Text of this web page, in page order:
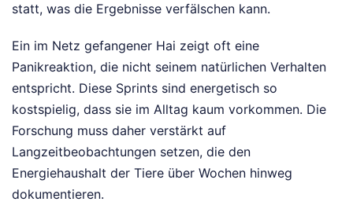
statt, was die Ergebnisse verfälschen kann.
Ein im Netz gefangener Hai zeigt oft eine
Panikreaktion, die nicht seinem natürlichen Verhalten
entspricht. Diese Sprints sind energetisch so
kostspielig, dass sie im Alltag kaum vorkommen. Die
Forschung muss daher verstärkt auf
Langzeitbeobachtungen setzen, die den
Energiehaushalt der Tiere über Wochen hinweg
dokumentieren.